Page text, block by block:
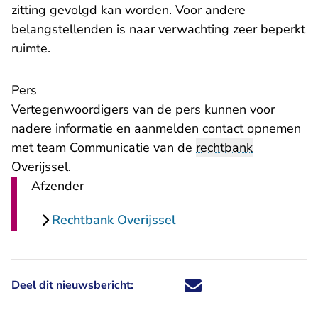
zitting gevolgd kan worden. Voor andere
belangstellenden is naar verwachting zeer beperkt
ruimte.
Pers
Vertegenwoordigers van de pers kunnen voor
nadere informatie en aanmelden contact opnemen
metteam Communicatie van de rechtbank
Overijssel.
Afzender
Rechtbank Overijssel
Deel dit nieuwsbericht: Deel dit nieuwsbericht via X -
Deel dit nieuwsbericht via
Deel dit nieuwsbericht
Deel dit